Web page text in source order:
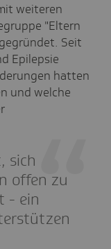
weiteren
"Eltern
Seit
Epilepsie
hatten
und welche
sich
offen zu
- ein